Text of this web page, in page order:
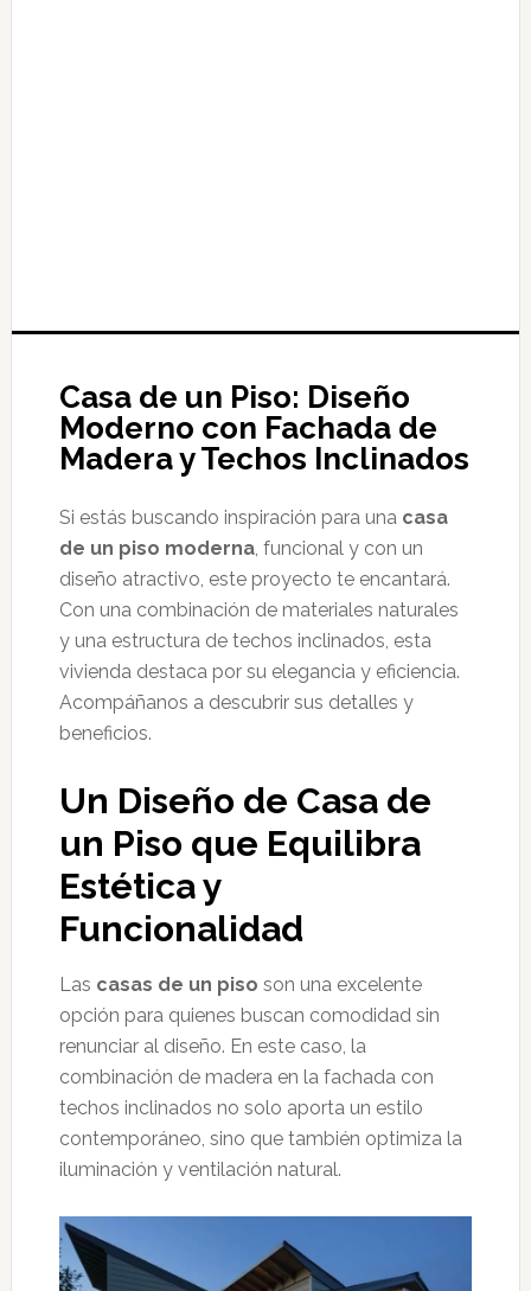
Casa de un Piso: Diseño
Moderno con Fachada de
Madera y Techos Inclinados
Si estás buscando inspiración para una casa
de un piso moderna, funcional y con un
diseño atractivo, este proyecto te encantará.
Con una combinación de materiales naturales
y una estructura de techos inclinados, esta
vivienda destaca por su elegancia y eficiencia.
Acompáñanos a descubrir sus detalles y
beneficios.
Un Diseño de Casa de
un Piso que Equilibra
Estética y
Funcionalidad
Las casas de un piso son una excelente
opción para quienes buscan comodidad sin
renunciar al diseño. En este caso, la
combinación de madera en la fachada con
techos inclinados no solo aporta un estilo
contemporáneo, sino que también optimiza la
iluminación y ventilación natural.